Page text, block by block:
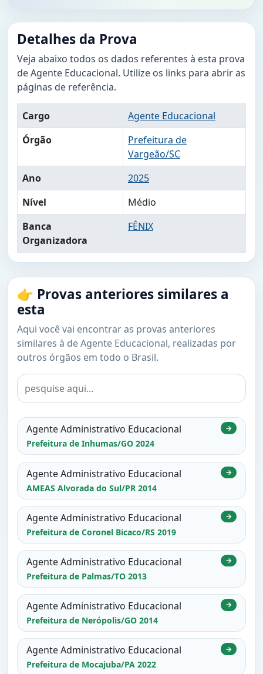
Detalhes da Prova
Veja abaixo todos os dados referentes à esta prova
de Agente Educacional. Utilize os links para abrir as
páginas de referência.
Cargo
Agente Educacional
Órgão
Prefeitura de
Vargeão/SC
Ano
2025
Nível
Médio
Banca
Organizadora
FÊNIX
👉 Provas anteriores similares a
esta
Aqui você vai encontrar as provas anteriores
similares à de Agente Educacional, realizadas por
outros órgãos em todo o Brasil.
Agente Administrativo Educacional
Prefeitura de Inhumas/GO 2024
→
Agente Administrativo Educacional
AMEAS Alvorada do Sul/PR 2014
→
Agente Administrativo Educacional
Prefeitura de Coronel Bicaco/RS 2019
→
Agente Administrativo Educacional
Prefeitura de Palmas/TO 2013
→
Agente Administrativo Educacional
Prefeitura de Nerópolis/GO 2014
→
Agente Administrativo Educacional
Prefeitura de Mocajuba/PA 2022
→